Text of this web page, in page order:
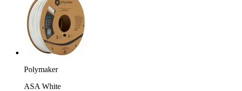
Polymaker
ASA White